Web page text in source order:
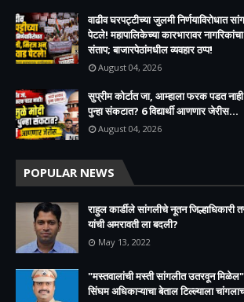
वाढीव घरपट्टीच्या जुलमी निर्णयाविरोधात
पेटले! महापालिकेच्या कारभारावर नागरिकांचा
संताप; बाजारपेठांमधील व्यवहार ठप्प!​
August 04, 2026
सुप्रीम कोर्टात जा, आम्हाला फरक पडत
पुन्हा संकटात? 6 विद्यार्थी आणणार जेरीस...
August 04, 2026
POPULAR NEWS
राहुल कार्डीले सांगलीचे नूतन जिल्हाधिकारी
यांची अमरावती ला बदली?
May 13, 2022
"मस्तवालांची मस्ती सांगलीत उतरवून मिळेल"
सिंघम अधिकाऱ्याचा बेताल टिल्ल्याला